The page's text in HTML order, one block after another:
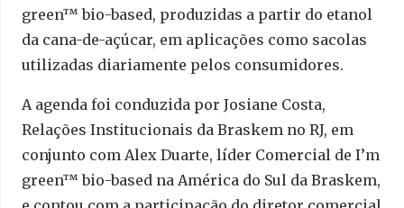
green™ bio-based, produzidas a partir do etanol
da cana-de-açúcar, em aplicações como sacolas
utilizadas diariamente pelos consumidores.
A agenda foi conduzida por Josiane Costa,
Relações Institucionais da Braskem no RJ, em
conjunto com Alex Duarte, líder Comercial de I’m
green™ bio-based na América do Sul da Braskem,